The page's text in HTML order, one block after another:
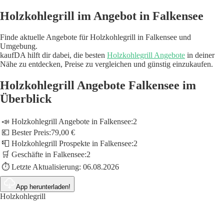
Holzkohlegrill im Angebot in Falkensee
Finde aktuelle Angebote für Holzkohlegrill in Falkensee und
Umgebung.
kaufDA hilft dir dabei, die besten Holzkohlegrill Angebote in deiner
Nähe zu entdecken, Preise zu vergleichen und günstig einzukaufen.
Holzkohlegrill Angebote Falkensee im
Überblick
📣 Holzkohlegrill Angebote in Falkensee:2
💶 Bester Preis:79,00 €
📮 Holzkohlegrill Prospekte in Falkensee:2
🛒 Geschäfte in Falkensee:2
⏱️ Letzte Aktualisierung: 06.08.2026
App herunterladen!
Holzkohlegrill